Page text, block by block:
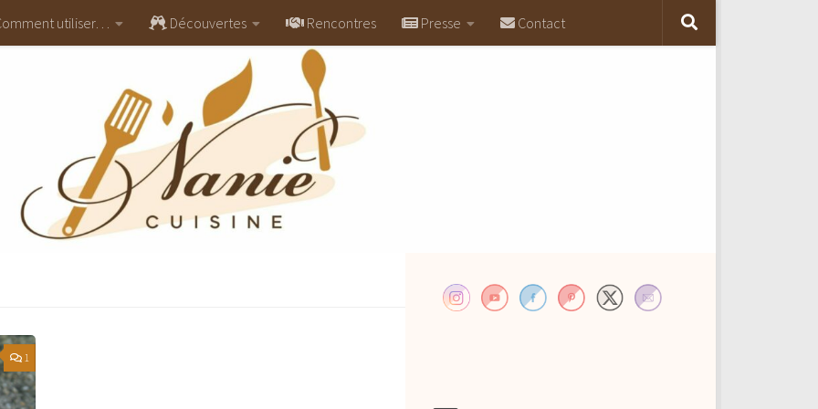
utiliser… Découvertes Rencontres Presse Contact
1